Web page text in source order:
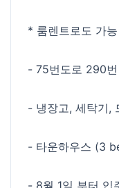
* 룸렌트로도 가
- 75번도로 290
- 냉장고, 세탁기,
- 타운하우스 (3
- 8월 1일 부터 입